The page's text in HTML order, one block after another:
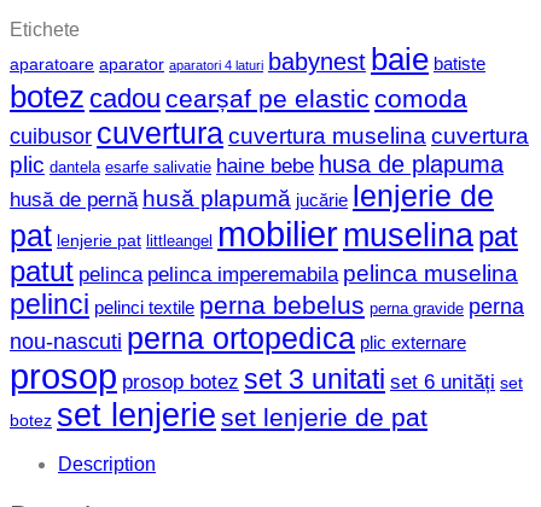
Etichete
aparatoare aparator aparatori 4 laturi babynest baie batiste
botez cadou cearșaf pe elastic comoda
cuibusor cuverturacuvertura muselina cuvertura
plic dantela esarfe salivatie haine bebe husa de plapuma
husă de pernă husă plapumă jucărie lenjerie de
pat lenjerie pat littleangel mobiliermuselinapat
patut pelinca pelinca imperemabila pelinca muselina
pelinci pelinci textile perna bebelus perna gravide perna
nou-nascuti perna ortopedica plic externare
prosop prosop botez set 3 unitati set 6 unități set
botez set lenjerie set lenjerie de pat
Description